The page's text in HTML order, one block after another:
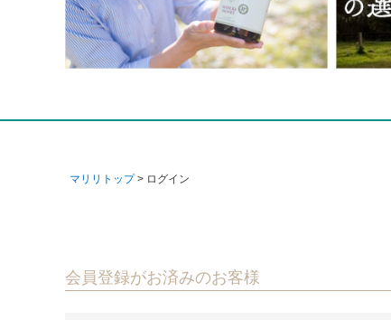
マリリトップ ログイン
会員登録がお済みのお客様